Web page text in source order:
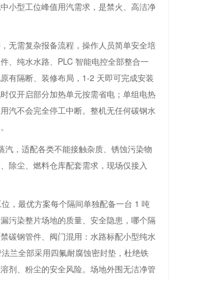
小型工位峰值用汽需求，是禁火、高洁净
无需复杂报备流程，操作人员简单安全培
、纯水水路、PLC 智能电控全部整合一
有隔断、装修布局，1-2 天即可完成安装
仅开启部分加热单元按需省电；单组电热
汽不会完全停工中断。整机无任何碳钢水
，适配各类不能接触杂质、锈蚀污染物
除尘、燃料仓库配套需求，现场仅接入
，最优方案每个隔间单独配备一台 1 吨
污染整片场地的质量、安全隐患，哪个隔
碳钢管件、阀门混用：水路标配小型纯水
兰全部采用四氟耐腐蚀密封垫，杜绝铁
剂、粉尘的安全风险。场地外围无洁净管